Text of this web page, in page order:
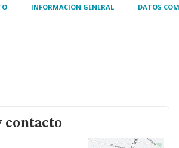
de carpin
INFORMACIÓN GENERAL DATOS
contacto